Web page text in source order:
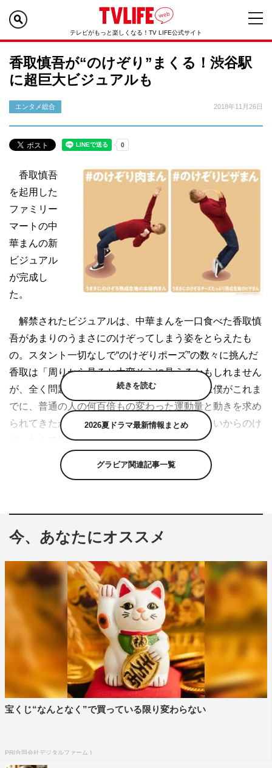
テレビがもっと楽しくなる！TV LIFE公式サイト
香取慎吾が“のけぞり”まくる！渋谷駅
に超巨大ビジュアルも
エンタメ総合 2018年11月26日
香取慎吾
を起用した
ファミリー
マートの中
華まんの新
ビジュアル
が完成し
た。
解禁されたビジュアルは、中華まんを一口食べた香取慎
吾があまりのうまさにのけぞってしまう姿をとらえたも
の。スタント一切なしで“のけぞりポーズ”の数々に挑んだ
香取は「周りから見ると大変そうに見えるかもしれません
が、全く問題ありませんでした。たぶんそれは僕がこれま
でに、普通の人の何百倍もの変わった運動量と動きを求め
られてきたからですかね。しかも本当においしいからのけ
ぞったんですよ」と。
さらに「この企画を知った時、やっぱり思い浮かべたの
見て“あれ？これ『ウルヴァリン”じゃん！』って思ったん
ですよ。僕のこの企画、一体どこを目指しているんでしょ
ファミリーマートでは、今回の新ビジュアルの公開に合
わせ、ツイッターでのけぞり 写真や動画を募集。ファミ
リーマートの中華まんを一口食べた時のおいしさを表現し
た 写真や動画を公式ツイッターに投稿した人の中から、
選りすぐりの投稿を公式アカウントで紹介する。
香取は「のけぞる前に中華まんを一口食べるのがコツで
すね。本当においしさを感じてもらって、その感覚を全身
で表すといいと思います」と。そして「一番大切なこと
続きを読む
2026夏ドラマ最新情報まとめ
グラビア関連記事一覧
今、あなたにオススメ
宝くじ“なんとなく”で買っている限り変わらない
PR(合同会社デジタルファーム )